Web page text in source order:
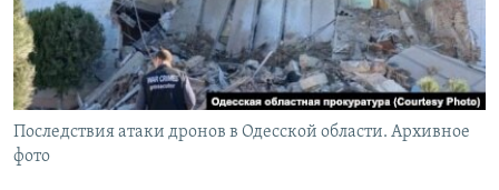
Последствия атаки дронов в Одесской области. Архивное
фото